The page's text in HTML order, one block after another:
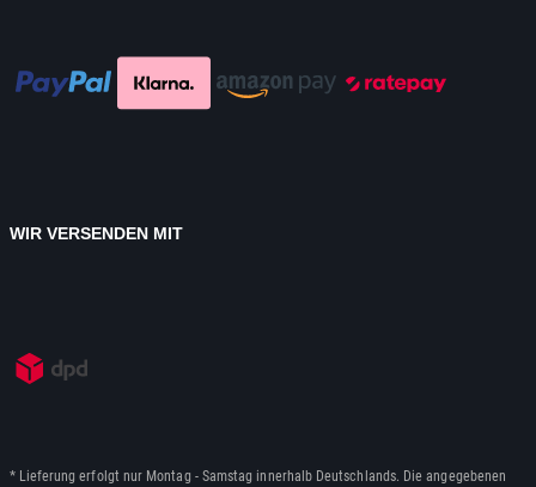
WIR VERSENDEN MIT
* Lieferung erfolgt nur Montag - Samstag innerhalb Deutschlands. Die angegebenen